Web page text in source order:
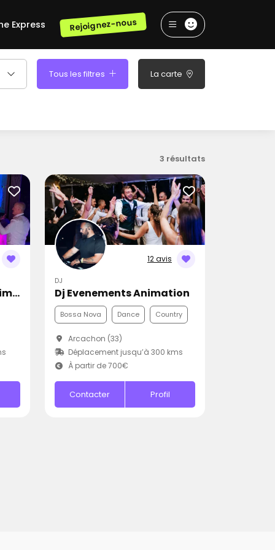
Express Rejoignez-nous
Tous les filtres La carte
3 résultats
Disco Mobile Pascal Animation
12 avis
DJ
Dj Evenements Animation
Bossa Nova Dance Country
Arcachon (33)
Déplacement jusqu’à 300 kms
À partir de 700€
Contacter Profil